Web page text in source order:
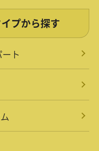
プから探す
ト